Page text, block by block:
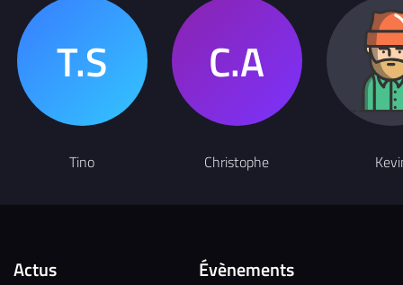
Tino Christophe
Actus Évènements